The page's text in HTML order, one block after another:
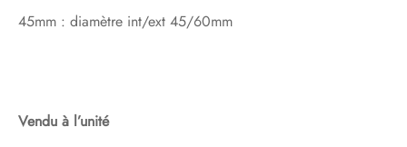
45mm : diamètre int/ext 45/60mm
Vendu à l’unité